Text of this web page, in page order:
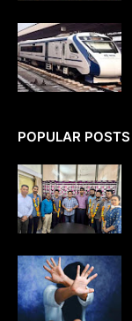
POPULAR POSTS